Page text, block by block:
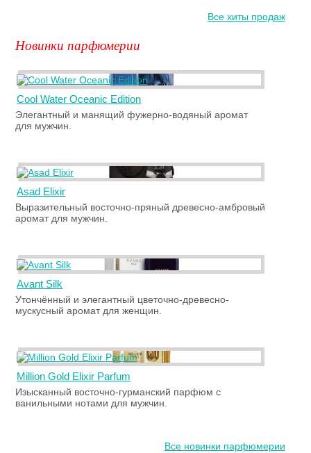
Все хиты продаж
Новинки парфюмерии
Cool Water Oceanic Edition
Элегантный и манящий фужерно-водяный аромат
для мужчин.
Asad Elixir
Выразительный восточно-пряный древесно-амбровый
аромат для мужчин.
Avant Silk
Утончённый и элегантный цветочно-древесно-
мускусный аромат для женщин.
Million Gold Elixir Parfum
Изысканный восточно-гурманский парфюм с
ванильными нотами для мужчин.
Все новинки парфюмерии